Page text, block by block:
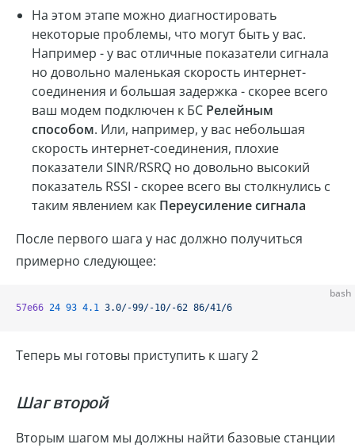
На этом этапе можно диагностировать
некоторые проблемы, что могут быть у вас.
Например - у вас отличные показатели сигнала
но довольно маленькая скорость интернет-
соединения и большая задержка - скорее всего
ваш модем подключен к БС Релейным
способом. Или, например, у вас небольшая
скорость интернет-соединения, плохие
показатели SINR/RSRQ но довольно высокий
показатель RSSI - скорее всего вы столкнулись с
таким явлением как Переусиление сигнала
После первого шага у нас должно получиться
примерно следующее:
bash
57e66 24 93 4.1 3.0/-99/-10/-62 86/41/6
Теперь мы готовы приступить к шагу 2
Шаг второй
Вторым шагом мы должны найти базовые станции